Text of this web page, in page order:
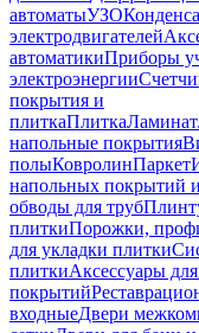
автоматыУЗО
электродвигателей
автоматикиПриборы
электроэнергии
покрытия и
плиткаПлиткаЛаминат
напольные покрытия
полыКовролинПаркет
напольных покрытий
обводы для труб
плиткиПорожки,
для укладки плитки
плиткиАксессуары
покрытий
входныеДвери